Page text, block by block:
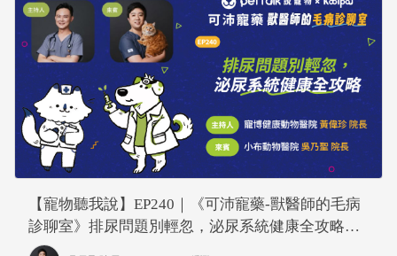
【寵物聽我說】EP240｜《可沛寵藥-獸醫師的毛病
診聊室》排尿問題別輕忽，泌尿系統健康全攻略｜
專業獸醫—黃偉珍、吳乃聖